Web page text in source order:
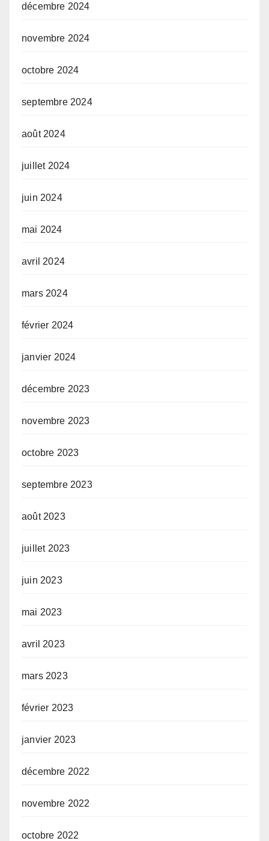
décembre 2024
novembre 2024
octobre 2024
septembre 2024
août 2024
juillet 2024
juin 2024
mai 2024
avril 2024
mars 2024
février 2024
janvier 2024
décembre 2023
novembre 2023
octobre 2023
septembre 2023
août 2023
juillet 2023
juin 2023
mai 2023
avril 2023
mars 2023
février 2023
janvier 2023
décembre 2022
novembre 2022
octobre 2022